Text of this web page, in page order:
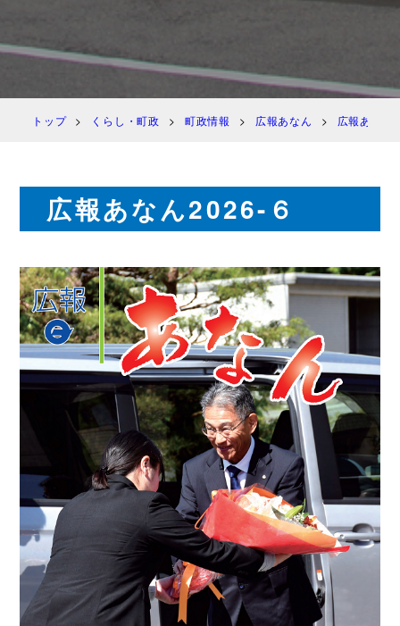
トップ くらし・町政 町政情報 広報あなん 広報あなん
広報あなん2026-６